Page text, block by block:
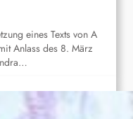
eines Texts von A
Anlass des 8. März